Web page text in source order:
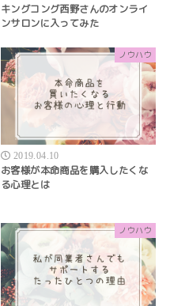
キングコング西野さんのオンライ
ンサロンに入ってみた
ノウハウ
2019.04.10
お客様が本命商品を購入したくな
る心理とは
ノウハウ